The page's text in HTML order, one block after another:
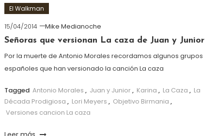
El Walkman
15/04/2014
Mike Medianoche
Señoras que versionan La caza de Juan y Junior
Por la muerte de Antonio Morales recordamos algunos grupos
españoles que han versionado la canción La caza
Tagged Antonio Morales , Juan y Junior, Karina , La Caza , La
Década Prodigiosa , Lori Meyers , Objetivo Birmania ,
Versiones cancion La caza